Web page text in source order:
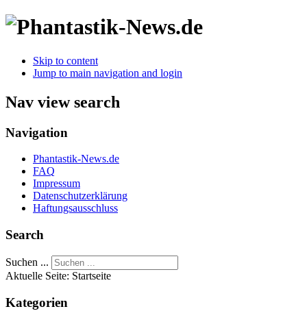
Skip to content
Jump to main navigation and login
Nav view search
Navigation
Phantastik-News.de
FAQ
Impressum
Datenschutzerklärung
Haftungsausschluss
Search
Suchen ...
Aktuelle Seite: Startseite
Kategorien